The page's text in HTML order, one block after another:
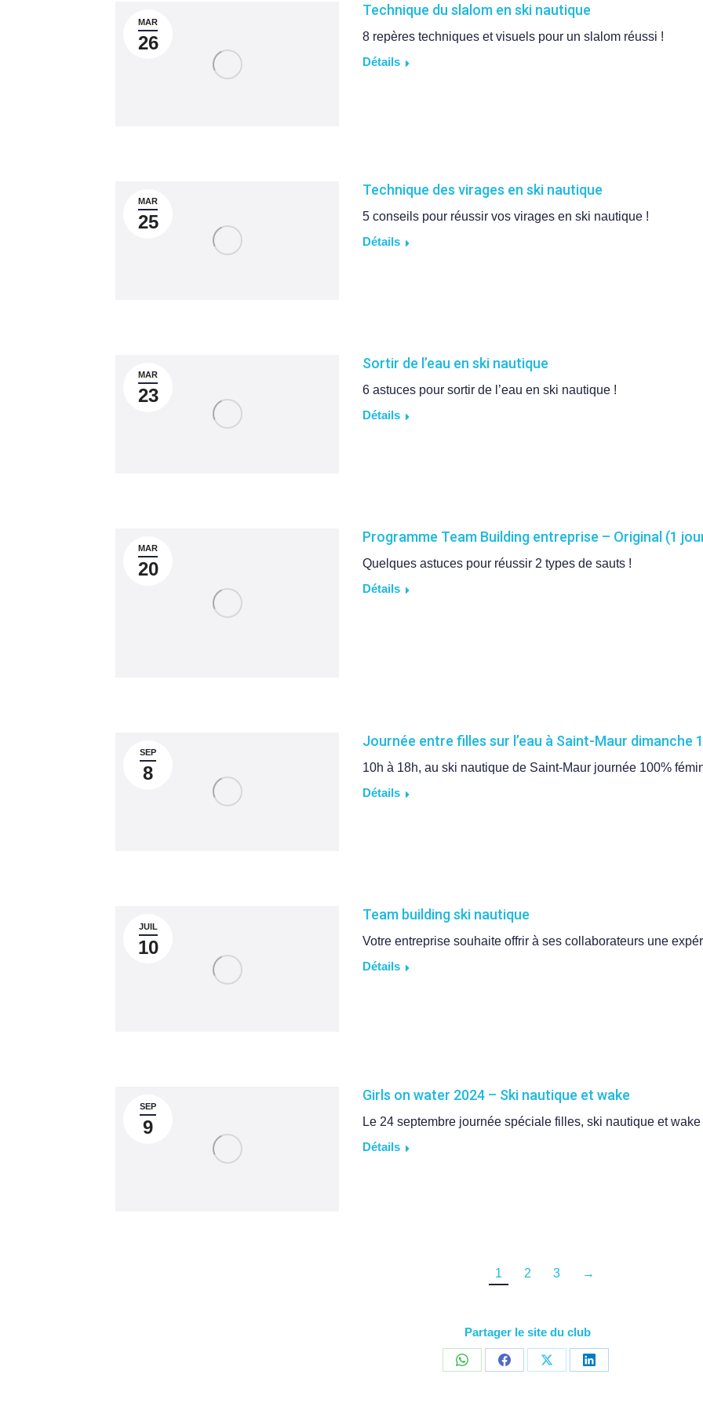
MAR
26
Technique du slalom en ski nautique
8 repères techniques et visuels pour un slalom réussi !
Détails
MAR
25
Technique des virages en ski nautique
5 conseils pour réussir vos virages en ski nautique !
Détails
MAR
23
Sortir de l’eau en ski nautique
6 astuces pour sortir de l’eau en ski nautique !
Détails
MAR
20
Programme Team Building entreprise – Original (1
Quelques astuces pour réussir 2 types de sauts !
Détails
SEP
8
Journée entre filles sur l’eau à Saint-Maur dimanche
10h à 18h, au ski nautique de Saint-Maur journée 100%
Détails
JUIL
10
Team building ski nautique
Votre entreprise souhaite offrir à ses collaborateurs une
Détails
SEP
9
Girls on water 2024 – Ski nautique et wake
Le 24 septembre journée spéciale filles, ski nautique et wake
Détails
1 2 3 →
Partager le site du club
Share
Share
Share
Share